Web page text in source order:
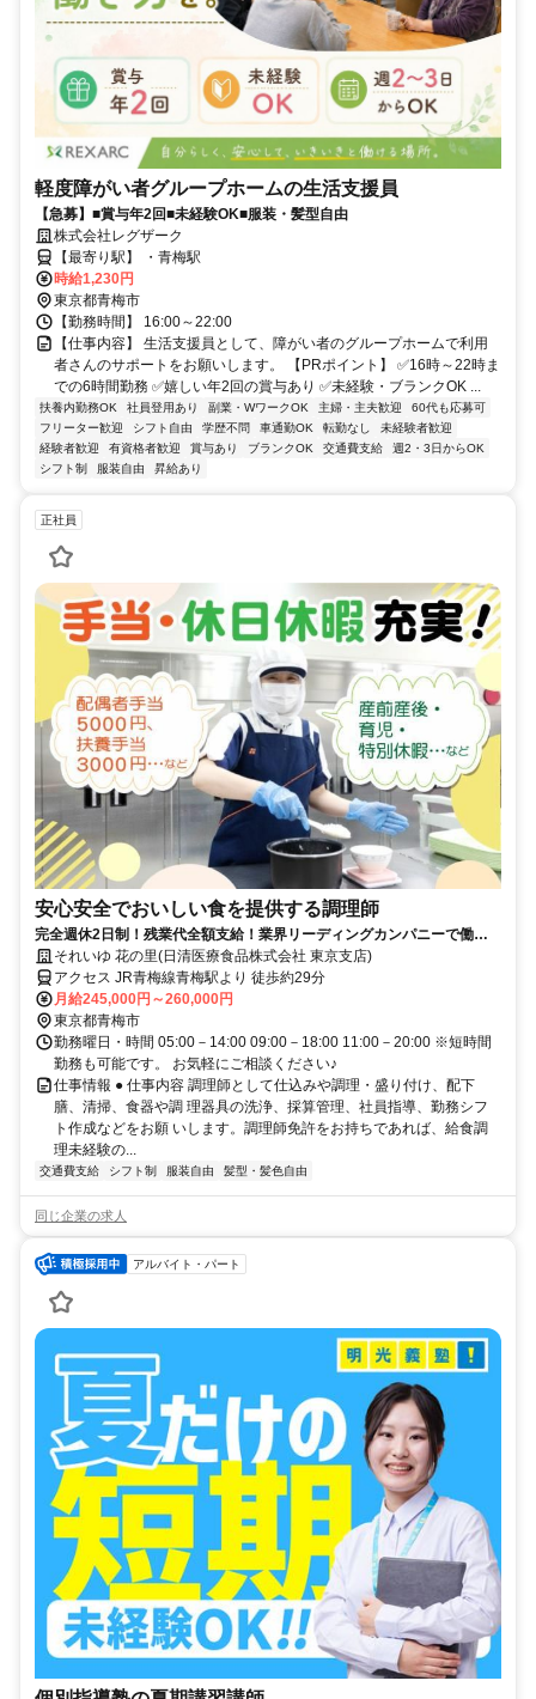
軽度障がい者グループホームの生活支援員
【急募】■賞与年2回■未経験OK■服装・髪型自由
株式会社レグザーク
【最寄り駅】 ・青梅駅
時給1,230円
東京都青梅市
【勤務時間】 16:00～22:00
【仕事内容】 生活支援員として、障がい者のグループホームで利用
者さんのサポートをお願いします。 【PRポイント】 ✅16時～22時ま
での6時間勤務 ✅嬉しい年2回の賞与あり ✅未経験・ブランクOK ...
扶養内勤務OK 社員登用あり 副業・WワークOK 主婦・主夫歓迎
60代も応募可
フリーター歓迎
シフト自由 学歴不問 車通勤OK 転勤なし
未経験者歓迎
経験者歓迎
有資格者歓迎 賞与あり ブランクOK 交通費支給
週2・3日からOK
シフト制
服装自由 昇給あり
正社員
安心安全でおいしい食を提供する調理師
完全週休2日制！残業代全額支給！業界リーディングカンパニーで働き
ませんか？！
それいゆ 花の里(日清医療食品株式会社 東京支店)
アクセス JR青梅線青梅駅より 徒歩約29分
月給245,000円～260,000円
東京都青梅市
勤務曜日・時間 05:00－14:00 09:00－18:00 11:00－20:00 ※短時間
勤務も可能です。 お気軽にご相談ください♪
仕事情報 ● 仕事内容 調理師として仕込みや調理・盛り付け、配下
膳、清掃、食器や調 理器具の洗浄、採算管理、社員指導、勤務シフ
ト作成などをお願 いします。調理師免許をお持ちであれば、給食調
理未経験の...
交通費支給 シフト制 服装自由 髪型・髪色自由
同じ企業の求人
アルバイト・パート